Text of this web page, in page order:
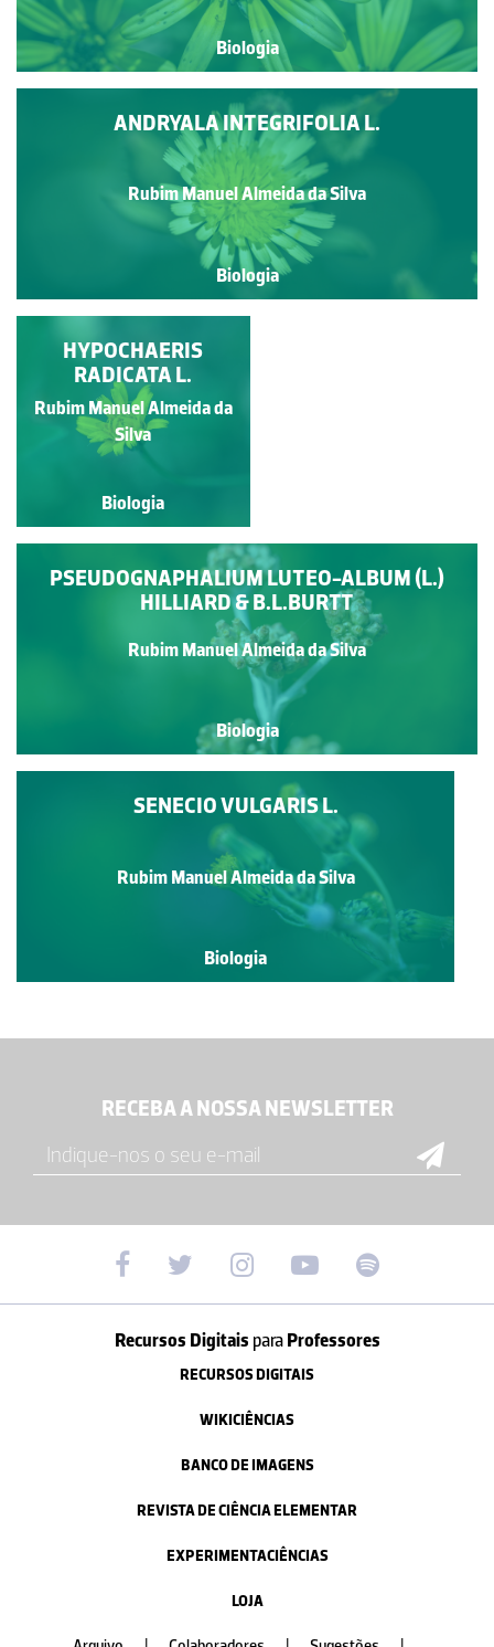
Biologia
ANDRYALA INTEGRIFOLIA L.
Rubim Manuel Almeida da Silva
Biologia
COLEOSTEPHUS
MYCONIS (L.) RCHB.F.
Rubim Manuel Almeida da
Silva
Biologia
HYPOCHAERIS
RADICATA L.
Rubim Manuel Almeida da
Silva
Biologia
PSEUDOGNAPHALIUM LUTEO-ALBUM (L.)
HILLIARD & B.L.BURTT
Rubim Manuel Almeida da Silva
Biologia
SENECIO VULGARIS L.
Rubim Manuel Almeida da Silva
Biologia
RECEBA A NOSSA NEWSLETTER
Recursos Digitais paraProfessores
RECURSOS DIGITAIS
WIKICIÊNCIAS
BANCO DE IMAGENS
REVISTA DE CIÊNCIA ELEMENTAR
EXPERIMENTACIÊNCIAS
LOJA